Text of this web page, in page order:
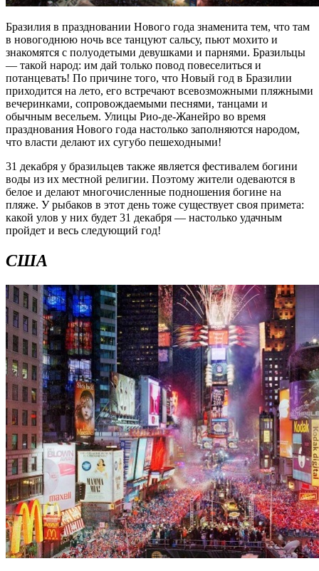
Бразилия в праздновании Нового года знаменита тем, что там
в новогоднюю ночь все танцуют сальсу, пьют мохито и
знакомятся с полуодетыми девушками и парнями. Бразильцы
— такой народ: им дай только повод повеселиться и
потанцевать! По причине того, что Новый год в Бразилии
приходится на лето, его встречают всевозможными пляжными
вечеринками, сопровождаемыми песнями, танцами и
обычным весельем. Улицы Рио-де-Жанейро во время
празднования Нового года настолько заполняются народом,
что власти делают их сугубо пешеходными!
31 декабря у бразильцев также является фестивалем богини
воды из их местной религии. Поэтому жители одеваются в
белое и делают многочисленные подношения богине на
пляже. У рыбаков в этот день тоже существует своя примета:
какой улов у них будет 31 декабря — настолько удачным
пройдет и весь следующий год!
США